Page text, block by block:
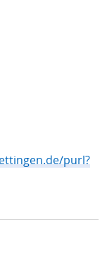
purl?